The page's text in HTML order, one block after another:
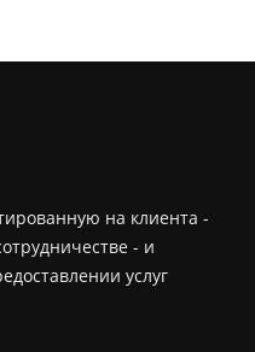
на клиента -
- и
услуг